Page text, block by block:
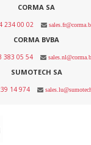
CORMA SA
234 00 02
CORMA BVBA
383 05 54
SUMOTECH SA
14 974